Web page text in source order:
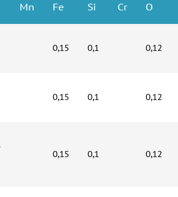
Mn Fe Si Cr O
0,15 0,1 0,12
0,15 0,1 0,12
0,15 0,1 0,12